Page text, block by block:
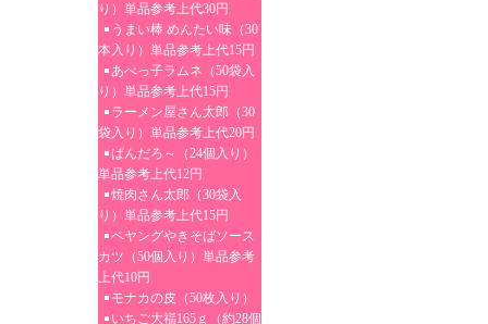
り）単品参考上代30円
うまい棒 めんたい味（30
本入り）単品参考上代15円
あべっ子ラムネ（50袋入
り）単品参考上代15円
ラーメン屋さん太郎（30
袋入り）単品参考上代20円
ぱんだろ～（24個入り）
単品参考上代12円
焼肉さん太郎（30袋入
り）単品参考上代15円
ペヤングやきそばソース
カツ（50個入り）単品参考
上代10円
モナカの皮（50枚入り）
いちご大福165ｇ（約28個